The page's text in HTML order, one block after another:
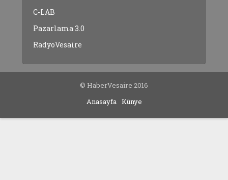
C-LAB
Pazarlama 3.0
RadyoVesaire
© HaberVesaire 2016
Anasayfa Künye